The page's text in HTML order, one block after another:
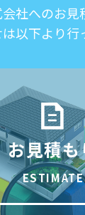
社へのお見
以下より行
お見積
ESTIMATE